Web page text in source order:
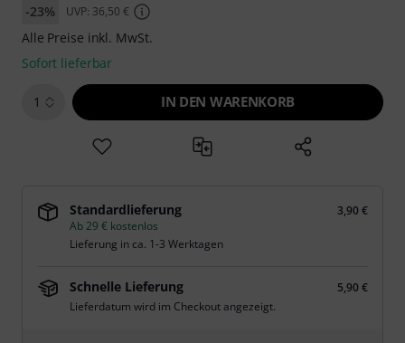
-23% UVP: 36,50 €
Alle Preise inkl. MwSt.
Sofort lieferbar
1 IN DEN WARENKORB
Standardlieferung
3,90 €
Ab 29 € kostenlos
Lieferung in ca. 1-3 Werktagen
Schnelle Lieferung
5,90 €
Lieferdatum wird im Checkout angezeigt.